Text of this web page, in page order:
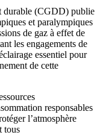
durable (CGDD) publie
et paralympiques
de gaz à effet de
les engagements de
essentiel pour
de cette
responsables
l’atmosphère
tous